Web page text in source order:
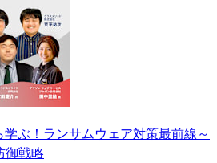
学ぶ！ランサムウェア対策最前線～
御戦略